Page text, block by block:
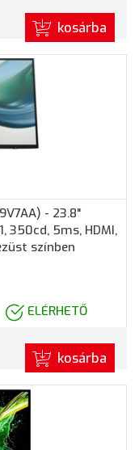
kosárba
- 23.8"
350cd, 5ms, HDMI,
színben
ELÉRHETŐ
kosárba